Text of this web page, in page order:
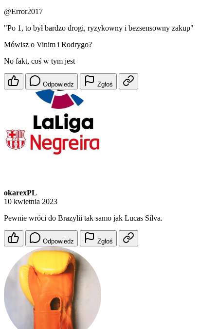
@Error2017
"Po 1, to był bardzo drogi, ryzykowny i bezsensowny zakup"
Mówisz o Vinim i Rodrygo?
No fakt, coś w tym jest
Odpowiedz Zgłoś
okarexPL
10 kwietnia 2023
Pewnie wróci do Brazylii tak samo jak Lucas Silva.
Odpowiedz Zgłoś